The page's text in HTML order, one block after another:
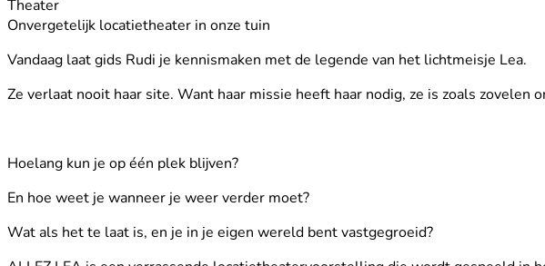
Theater
Onvergetelijk locatietheater in onze tuin
Vandaag laat gids Rudi je kennismaken met de legende van het lichtmeisje Lea.
Ze verlaat nooit haar site. Want haar missie heeft haar nodig, ze is zoals
Hoelang kun je op één plek blijven?
En hoe weet je wanneer je weer verder moet?
Wat als het te laat is, en je in je eigen wereld bent vastgegroeid?